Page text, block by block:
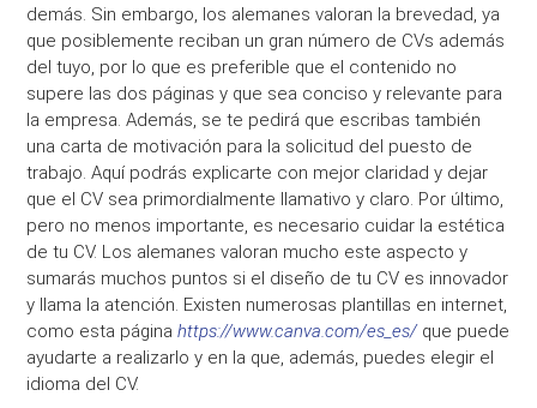
demás. Sin embargo, los alemanes valoran la brevedad, ya
que posiblemente reciban un gran número de CVs además
del tuyo, por lo que es preferible que el contenido no
supere las dos páginas y que sea conciso y relevante para
la empresa. Además, se te pedirá que escribas también
una carta de motivación para la solicitud del puesto de
trabajo. Aquí podrás explicarte con mejor claridad y dejar
que el CV sea primordialmente llamativo y claro. Por último,
pero no menos importante, es necesario cuidar la estética
de tu CV. Los alemanes valoran mucho este aspecto y
sumarás muchos puntos si el diseño de tu CV es innovador
y llama la atención. Existen numerosas plantillas en internet,
como esta páginahttps://www.canva.com/es_es/que puede
ayudarte a realizarlo y en la que, además, puedes elegir el
idioma del CV.